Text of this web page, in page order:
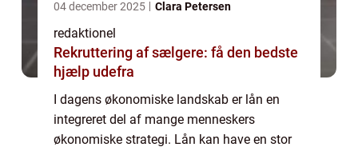
04 december 2025 Clara Petersen
redaktionel
Rekruttering af sælgere: få den bedste
hjælp udefra
I dagens økonomiske landskab er lån en
integreret del af mange menneskers
økonomiske strategi. Lån kan have en stor